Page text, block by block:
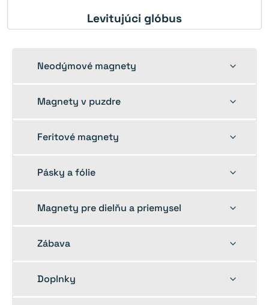
Levitujúci glóbus
Neodýmové magnety
Toggle
Magnety v puzdre
Toggle
Feritové magnety
Toggle
Pásky a fólie
Toggle
Magnety pre dielňu a priemysel
Toggle
Zábava
Toggle
Doplnky
Toggle